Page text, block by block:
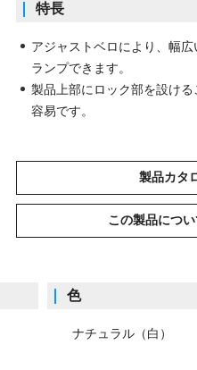
特長
アジャストベロにより、幅
ランプできます。
製品上部にロック部を設け
容易です。
製品カタ
この製品につ
色
ナチュラル（白）